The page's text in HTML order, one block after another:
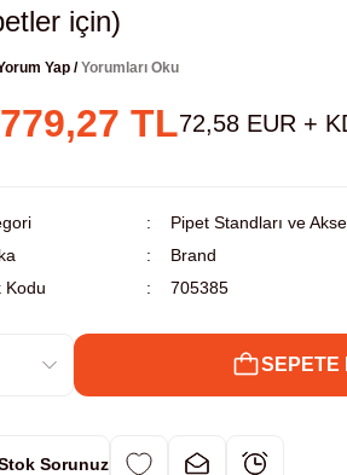
için)
Yap /Yorumları Oku
TL72,58 EUR +
Pipet Standları ve
Brand
Kodu
705385
SEPETE
Sorunuz